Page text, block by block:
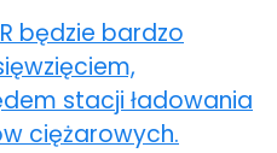
będzie bardzo
stacji ładowania
ciężarowych.